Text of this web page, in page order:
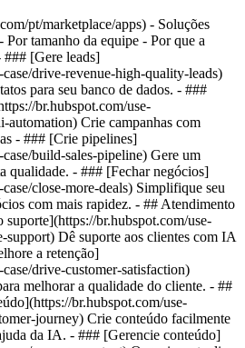
pt/marketplace/apps) - Soluções
Por tamanho da equipe - Por que a
[Gere leads]
drive-revenue-high-quality-leads)
para seu banco de dados. - ###
br.hubspot.com/use-
automation) Crie campanhas com
- ### [Crie pipelines]
build-sales-pipeline) Gere um
qualidade. - ### [Fechar negócios]
close-more-deals) Simplifique seu
com mais rapidez. - ## Atendimento
br.hubspot.com/use-
support) Dê suporte aos clientes com IA
a retenção]
drive-customer-satisfaction)
melhorar a qualidade do cliente. - ##
br.hubspot.com/use-
journey) Crie conteúdo facilmente
da IA. - ### [Gerencie conteúdo]